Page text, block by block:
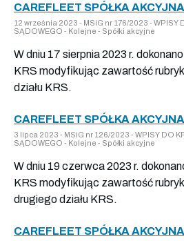
CAREFLEET SPÓŁKA
12 września 2023 - MSiG nr 176/2023 - WPISY
SĄDOWEGO - Kolejne - Spółki akcyjne
W dniu 17 sierpnia 2023 r.
KRS modyfikując zawartość
działu KRS.
CAREFLEET SPÓŁKA
3 lipca 2023 - MSiG nr 126/2023 - WPISY DO
SĄDOWEGO - Kolejne - Spółki akcyjne
W dniu 19 czerwca 2023 r.
KRS modyfikując zawartość
drugiego działu KRS.
CAREFLEET SPÓŁKA